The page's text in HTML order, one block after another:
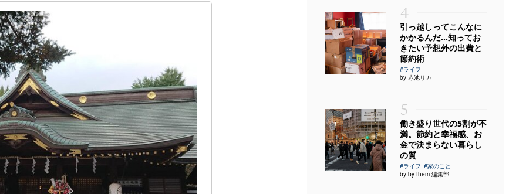
4
引っ越しってこんなに
かかるんだ…知ってお
きたい予想外の出費と
節約術
#ライフ
by 赤池リカ
5
働き盛り世代の5割が不
満。節約と幸福感、お
金で決まらない暮らし
の質
#ライフ #家のこと
by by them 編集部